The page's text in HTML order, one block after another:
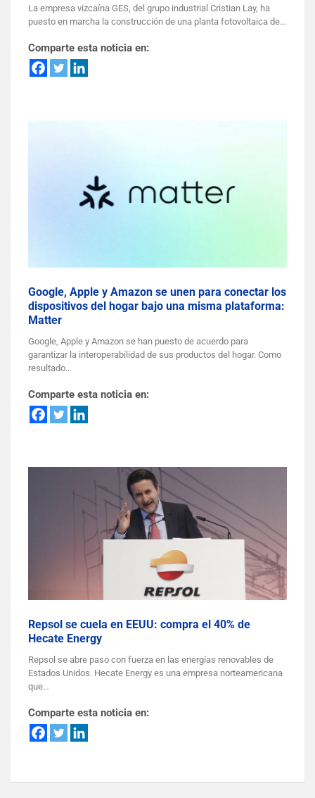
La empresa vizcaína GES, del grupo industrial Cristian Lay, ha
puesto en marcha la construcción de una planta fotovoltaica de…
Comparte esta noticia en:
Google, Apple y Amazon se unen para conectar los
dispositivos del hogar bajo una misma plataforma:
Matter
Google, Apple y Amazon se han puesto de acuerdo para
garantizar la interoperabilidad de sus productos del hogar. Como
resultado…
Comparte esta noticia en:
Repsol se cuela en EEUU: compra el 40% de
Hecate Energy
Repsol se abre paso con fuerza en las energías renovables de
Estados Unidos. Hecate Energy es una empresa norteamericana
que…
Comparte esta noticia en: